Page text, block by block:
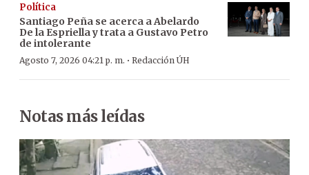
Política
Santiago Peña se acerca a Abelardo
De la Espriella y trata a Gustavo Petro
de intolerante
Agosto 7, 2026 04:21 p. m. · Redacción ÚH
Notas más leídas